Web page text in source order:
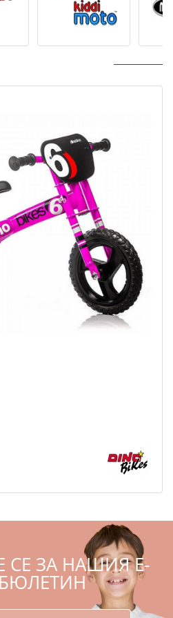
СЕ ЗА НАШИЯ E-
БЮЛЕТИН